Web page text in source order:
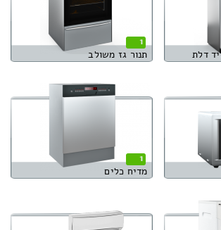
1
תנור גז משולב
1
מדיח כלים